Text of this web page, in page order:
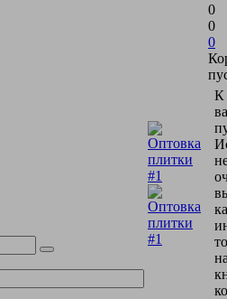
0
0
0
К